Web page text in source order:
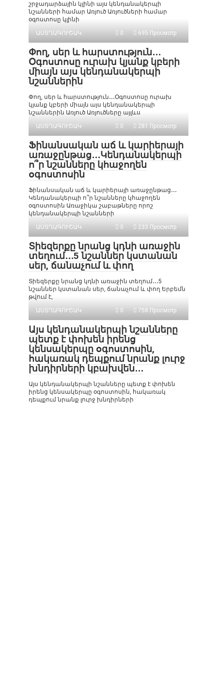
շրջադարձային կլինի այս կենդանակերպի
նշանների համար Առյուծ Առյուծների համար
օգոստոսը կլինի
ԱՍՏՂԱԳՈՒՇԱԿ
0 695 Просмотр
Փող, սեր և հարստություն․․․
Օգոստոսը ուրախ կյանք կբերի
միայն այս կենդանակերպի
նշաններին
Փող, սեր և հարստություն․․․Օգոստոսը ուրախ
կյանք կբերի միայն այս կենդանակերպի
նշաններին Առյուծ Առյուծները այլևս
ԱՍՏՂԱԳՈՒՇԱԿ
0 281 Просмотр
Ֆինանսական աճ և կարիերայի
առաջընթաց․․․Կենդանակերպի
ո՞ր նշանները կհաջողեն
օգոստոսին
Ֆինանսական աճ և կարիերայի առաջընթաց․․․
Կենդանակերպի ո՞ր նշանները կհաջողեն
օգոստոսին Առաջիկա շաբաթները որոշ
կենդանակերպի նշանների
ԱՍՏՂԱԳՈՒՇԱԿ
0 233 Просмотр
Տիեզերքը նրանց կդնի առաջին
տեղում․․․5 նշաններ կստանան
սեր, ճանաչում և փող
Տիեզերքը նրանց կդնի առաջին տեղում․․․5
նշաններ կստանան սեր, ճանաչում և փող Երբեմն
թվում է,
ԱՍՏՂԱԳՈՒՇԱԿ
0 758 Просмотр
Այս կենդանակերպի նշանները
պետք է փոխեն իրենց
կենսակերպը օգոստոսին,
հակառակ դեպքում նրանք լուրջ
խնդիրների կբախվեն․․․
Այս կենդանակերպի նշանները պետք է փոխեն
իրենց կենսակերպը օգոստոսին, հակառակ
դեպքում նրանք լուրջ խնդիրների